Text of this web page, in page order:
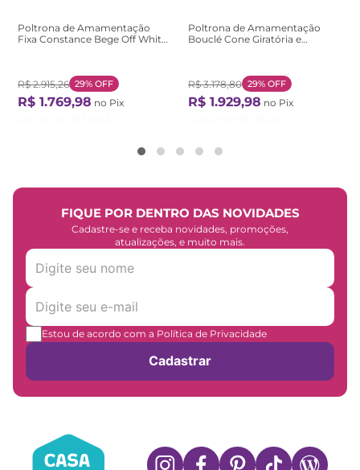
Poltrona de Amamentação
Fixa Constance Bege Off White
R$ 2.915,26 29% OFF
R$ 1.769,98 no Pix
Poltrona de Amamentação
Bouclé Cone Giratória e
R$ 3.178,80 29% OFF
R$ 1.929,98 no Pix
FIQUE POR DENTRO DAS NOVIDADES
Cadastre-se e receba novidades, promoções,
atualizações, e muito mais.
Estou de acordo com a Política de Privacidade
Cadastrar